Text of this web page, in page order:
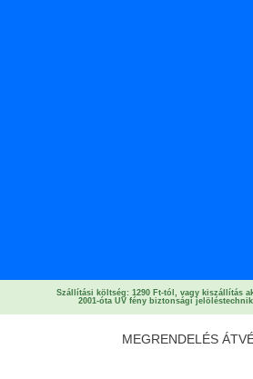
Szállítási költség: 1290 Ft-tól, vagy kiszállítás
2001-óta UV fény biztonsági
MEGRENDELÉS